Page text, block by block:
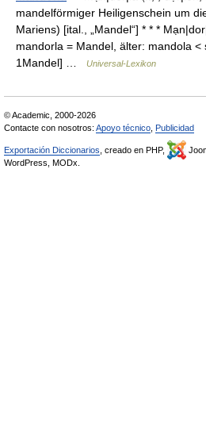
mandelförmiger Heiligenschein um
Mariens) [ital., „Mandel“] * * *
mandorla = Mandel, älter: mandola <
1Mandel] …
Universal-Lexikon
© Academic, 2000-2026
Contacte con nosotros: Apoyo técnico Publicidad
Exportación Diccionarios , creado en PHP,
WordPress, MODx.